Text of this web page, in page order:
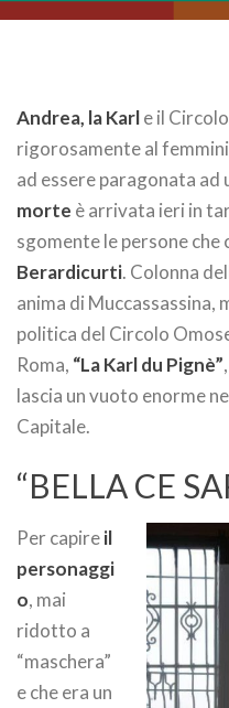
Andrea, la Karle il
rigorosamente al
ad essere paragonata ad
morte è arrivata ieri in
sgomente le persone che
Berardicurti. Colonna
anima di Muccassassina,
politica del Circolo
Roma, “La Karl du Pignè”
lascia un vuoto enorme
Capitale.
“BELLA CE
Per capireil
personaggi
o, mai
ridotto a
“maschera”
e che era un